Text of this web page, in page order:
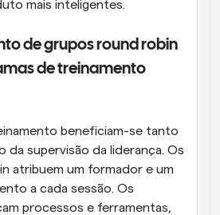
mais inteligentes.
de grupos round robin
de treinamento
beneficiam-se tanto
da supervisão da liderança. Os
atribuem um formador e um
a cada sessão. Os
processos e ferramentas,